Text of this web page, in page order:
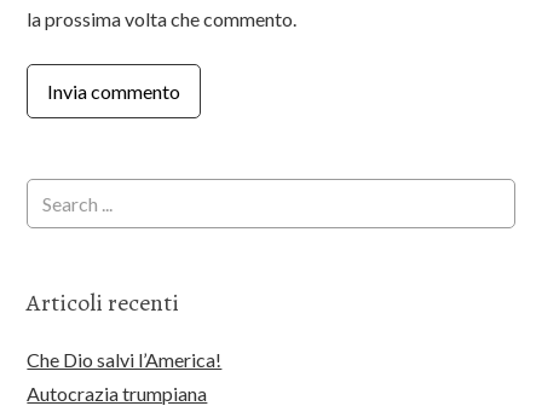
la prossima volta che commento.
Articoli recenti
Che Dio salvi l’America!
Autocrazia trumpiana